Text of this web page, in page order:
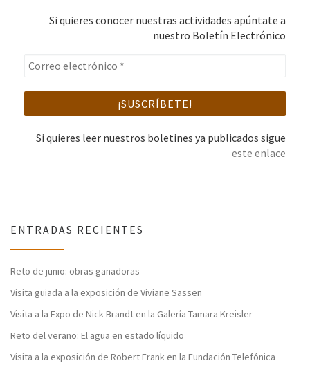
Si quieres conocer nuestras actividades apúntate a
nuestro Boletín Electrónico
Si quieres leer nuestros boletines ya publicados sigue
este enlace
ENTRADAS RECIENTES
Reto de junio: obras ganadoras
Visita guiada a la exposición de Viviane Sassen
Visita a la Expo de Nick Brandt en la Galería Tamara Kreisler
Reto del verano: El agua en estado líquido
Visita a la exposición de Robert Frank en la Fundación Telefónica